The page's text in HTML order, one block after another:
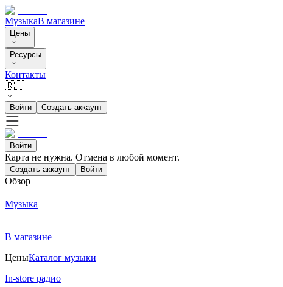
МузыкаВ магазине
Цены
Ресурсы
Контакты
🇷🇺
Войти Создать аккаунт
Войти
Карта не нужна. Отмена в любой момент.
Создать аккаунт Войти
Обзор
Музыка
В магазине
ЦеныКаталог музыки
In-store радио